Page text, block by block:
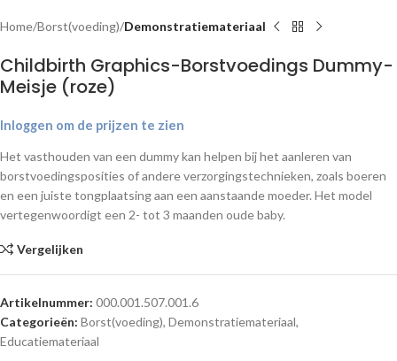
Home Borst(voeding) Demonstratiemateriaal
Childbirth Graphics-Borstvoedings Dummy-
Meisje (roze)
Inloggen om de prijzen te zien
Het vasthouden van een dummy kan helpen bij het aanleren van
borstvoedingsposities of andere verzorgingstechnieken, zoals boeren
en een juiste tongplaatsing aan een aanstaande moeder. Het model
vertegenwoordigt een 2- tot 3 maanden oude baby.
Vergelijken
Artikelnummer: 000.001.507.001.6
Categorieën: Borst(voeding), Demonstratiemateriaal,
Educatiemateriaal